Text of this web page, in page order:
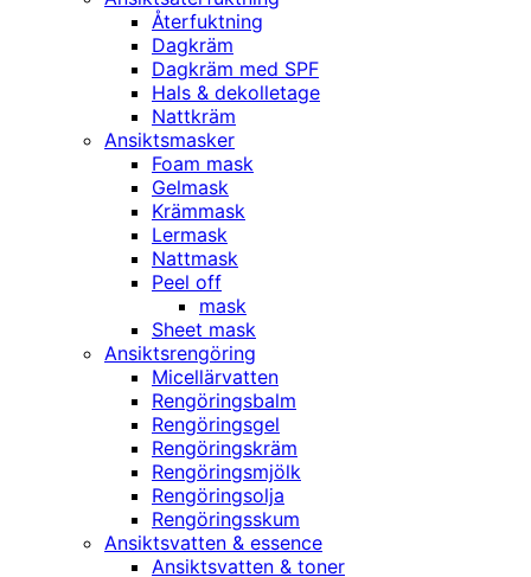
Återfuktning
Dagkräm
Dagkräm med SPF
Hals & dekolletage
Nattkräm
Ansiktsmasker
Foam mask
Gelmask
Krämmask
Lermask
Nattmask
Peel off
mask
Sheet mask
Ansiktsrengöring
Micellärvatten
Rengöringsbalm
Rengöringsgel
Rengöringskräm
Rengöringsmjölk
Rengöringsolja
Rengöringsskum
Ansiktsvatten & essence
Ansiktsvatten & toner